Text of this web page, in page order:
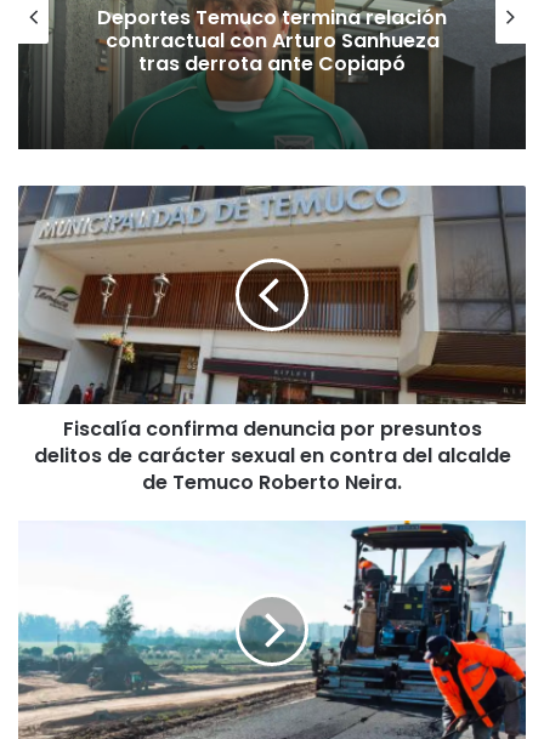
Deportes Temuco termina relación
contractual con Arturo Sanhueza
tras derrota ante Copiapó
F
i
s
c
a
í
a
c
e
n
u
n
c
Fiscalía confirma denuncia por presuntos
delitos de carácter sexual en contra del alcalde
de Temuco Roberto Neira.
u
i
d
a